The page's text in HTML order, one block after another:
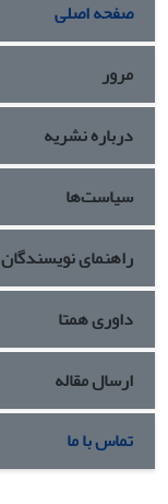
صفحه اصلی
مرور
درباره نشریه
سیاست‌ها
راهنمای نویسندگان
داوری همتا
ارسال مقاله
تماس با ما